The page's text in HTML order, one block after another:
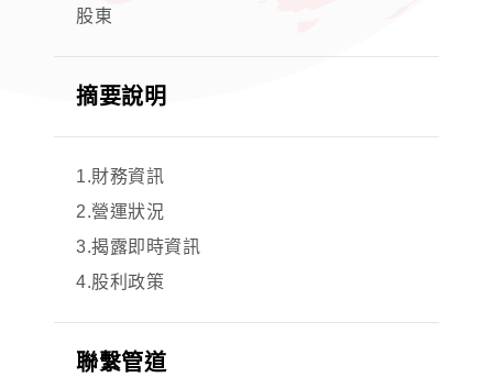
股東
摘要說明
1.財務資訊
2.營運狀況
3.揭露即時資訊
4.股利政策
聯繫管道